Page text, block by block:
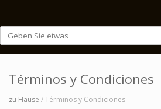
Términos y Condiciones
zu Hause / Términos y Condiciones